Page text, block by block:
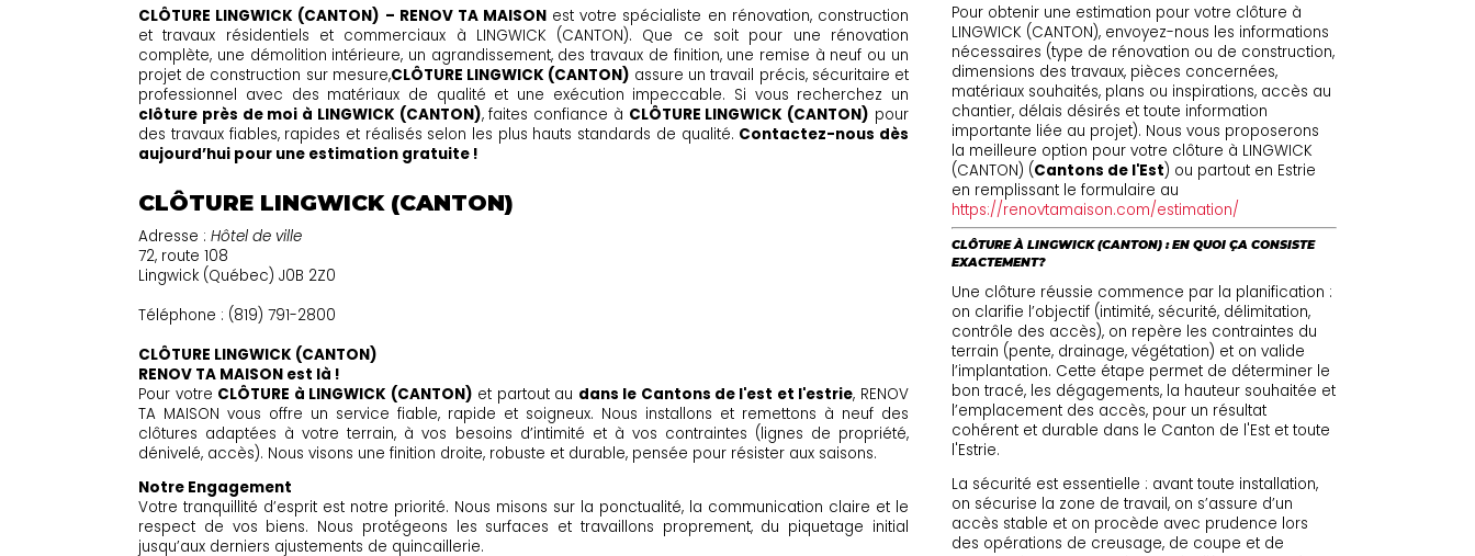
CLÔTURE LINGWICK (CANTON) – RENOV TA MAISON est votre spécialiste en rénovation, construction
et travaux résidentiels et commerciaux à LINGWICK (CANTON). Que ce soit pour une rénovation
complète, une démolition intérieure, un agrandissement, des travaux de finition, une remise à neuf ou un
projet de construction sur mesure,CLÔTURE LINGWICK (CANTON) assure un travail précis, sécuritaire et
professionnel avec des matériaux de qualité et une exécution impeccable. Si vous recherchez un
clôture près de moi à LINGWICK (CANTON), faites confiance à CLÔTURE LINGWICK (CANTON) pour
des travaux fiables, rapides et réalisés selon les plus hauts standards de qualité. Contactez-nous dès
aujourd’hui pour une estimation gratuite !
CLÔTURE LINGWICK (CANTON)
Adresse :Hôtel de ville
72, route 108
Lingwick (Québec) J0B 2Z0
Téléphone : (819) 791-2800
CLÔTURE LINGWICK (CANTON)
RENOV TA MAISON est là !
Pour votre CLÔTURE à LINGWICK (CANTON) et partout au dans le Cantons de l'est et l'estrie, RENOV
TA MAISON vous offre un service fiable, rapide et soigneux. Nous installons et remettons à neuf des
clôtures adaptées à votre terrain, à vos besoins d’intimité et à vos contraintes (lignes de propriété,
dénivelé, accès). Nous visons une finition droite, robuste et durable, pensée pour résister aux saisons.
Notre Engagement
Votre tranquillité d’esprit est notre priorité. Nous misons sur la ponctualité, la communication claire et le
respect de vos biens. Nous protégeons les surfaces et travaillons proprement, du piquetage initial
jusqu’aux derniers ajustements de quincaillerie.
Pour obtenir une estimation pour votre clôture à
LINGWICK (CANTON), envoyez-nous les informations
nécessaires (type de rénovation ou de construction,
dimensions des travaux, pièces concernées,
matériaux souhaités, plans ou inspirations, accès au
chantier, délais désirés et toute information
importante liée au projet). Nous vous proposerons
la meilleure option pour votre clôture à LINGWICK
(CANTON) (Cantons de l'Est) ou partout en Estrie
en remplissant le formulaire au
https://renovtamaison.com/estimation/
CLÔTURE À LINGWICK (CANTON) : EN QUOI ÇA CONSISTE
EXACTEMENT?
Une clôture réussie commence par la planification :
on clarifie l’objectif (intimité, sécurité, délimitation,
contrôle des accès), on repère les contraintes du
terrain (pente, drainage, végétation) et on valide
l’implantation. Cette étape permet de déterminer le
bon tracé, les dégagements, la hauteur souhaitée et
l’emplacement des accès, pour un résultat
cohérent et durable dans le Canton de l'Est et toute
l'Estrie.
La sécurité est essentielle : avant toute installation,
on sécurise la zone de travail, on s’assure d’un
accès stable et on procède avec prudence lors
des opérations de creusage, de coupe et de